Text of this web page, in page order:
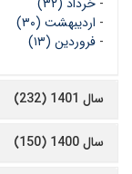
- اردیبهشت (۳۰)
- فروردین (۱۳)
سال 1401 (232)
سال 1400 (150)